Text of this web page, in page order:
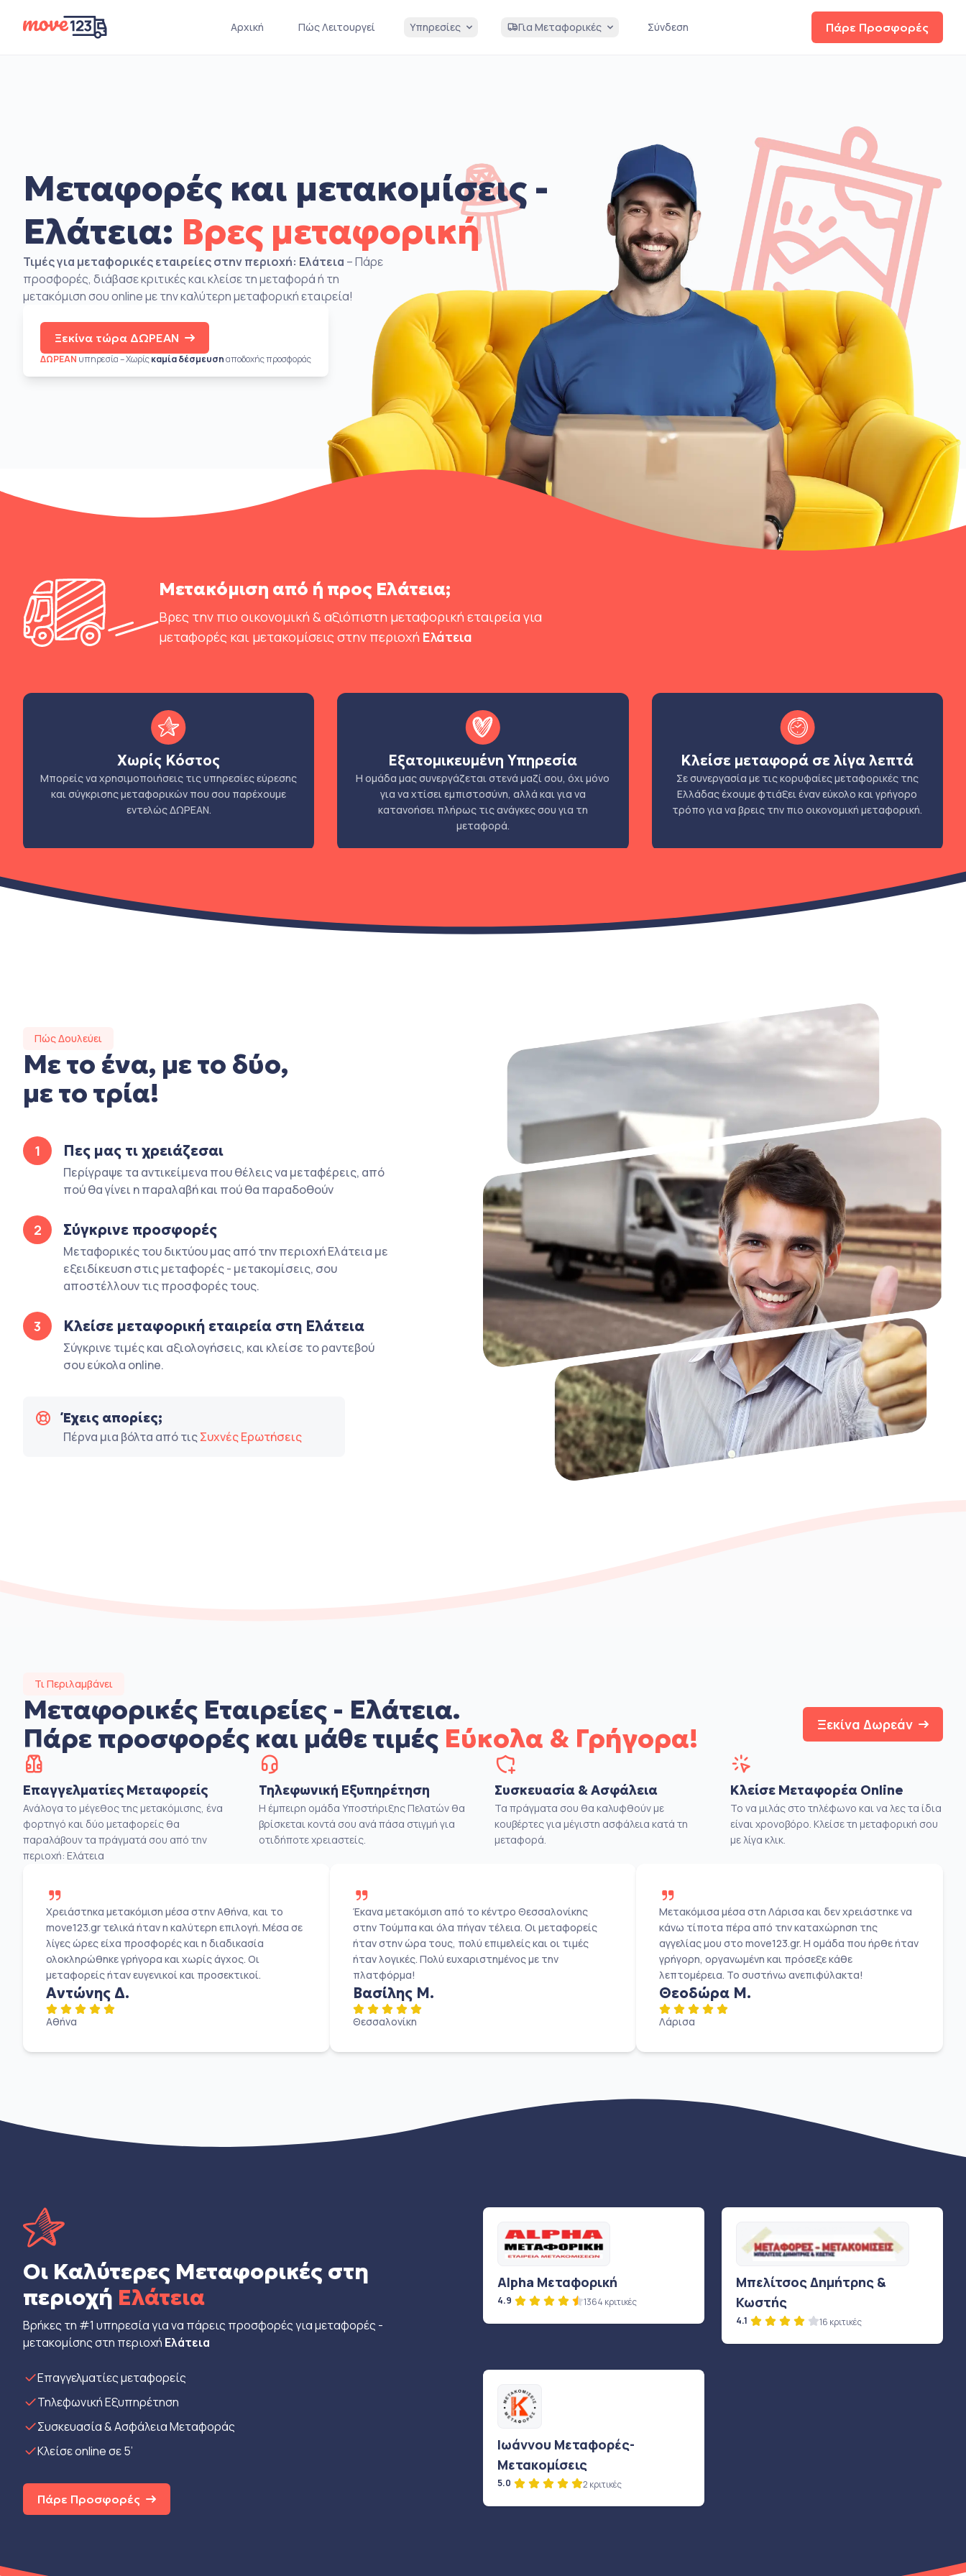
Πάρε Προσφορές
Αρχική Πώς Λειτουργεί Υπηρεσίες Για Μεταφορικές Σύνδεση
Μεταφορές και μετακομίσεις -
Ελάτεια: Βρες μεταφορική
Τιμές για μεταφορικές εταιρείες στην περιοχή: Ελάτεια – Πάρε
προσφορές, διάβασε κριτικές και κλείσε τη μεταφορά ή τη
μετακόμιση σου online με την καλύτερη μεταφορική εταιρεία!
Ξεκίνα τώρα ΔΩΡΕΑΝ
ΔΩΡΕΑΝ υπηρεσία – Χωρίςκαμία δέσμευσηαποδοχής προσφοράς
Μετακόμιση από ή προς Ελάτεια;
Βρες την πιο οικονομική & αξιόπιστη μεταφορική εταιρεία για
μεταφορές και μετακομίσεις στην περιοχή Ελάτεια
Χωρίς Κόστος
Μπορείς να χρησιμοποιήσεις τις υπηρεσίες εύρεσης
και σύγκρισης μεταφορικών που σου παρέχουμε
εντελώς ΔΩΡΕΑΝ.
Εξατομικευμένη Υπηρεσία
Η ομάδα μας συνεργάζεται στενά μαζί σου, όχι μόνο
για να χτίσει εμπιστοσύνη, αλλά και για να
κατανοήσει πλήρως τις ανάγκες σου για τη
μεταφορά.
Κλείσε μεταφορά σε λίγα λεπτά
Σε συνεργασία με τις κορυφαίες μεταφορικές της
Ελλάδας έχουμε φτιάξει έναν εύκολο και γρήγορο
τρόπο για να βρεις την πιο οικονομική μεταφορική.
Πώς Δουλεύει
Με το ένα, με το δύο,
με το τρία!
1 Πες μας τι χρειάζεσαι
Περίγραψε τα αντικείμενα που θέλεις να μεταφέρεις, από
πού θα γίνει η παραλαβή και πού θα παραδοθούν
2 Σύγκρινε προσφορές
Μεταφορικές του δικτύου μας από την περιοχή Ελάτεια με
εξειδίκευση στις μεταφορές - μετακομίσεις, σου
αποστέλλουν τις προσφορές τους.
3 Κλείσε μεταφορική εταιρεία στη Ελάτεια
Σύγκρινε τιμές και αξιολογήσεις, και κλείσε το ραντεβού
σου εύκολα online.
Έχεις απορίες;
Πέρνα μια βόλτα από τιςΣυχνές Ερωτήσεις
Τι Περιλαμβάνει
Μεταφορικές Εταιρείες - Ελάτεια.
Πάρε προσφορές και μάθε τιμές Εύκολα & Γρήγορα! Ξεκίνα Δωρεάν
Επαγγελματίες Μεταφορείς
Ανάλογα το μέγεθος της μετακόμισης, ένα
φορτηγό και δύο μεταφορείς θα
παραλάβουν τα πράγματά σου από την
περιοχή: Ελάτεια
Τηλεφωνική Εξυπηρέτηση
Η έμπειρη ομάδα Υποστήριξης Πελατών θα
βρίσκεται κοντά σου ανά πάσα στιγμή για
οτιδήποτε χρειαστείς.
Συσκευασία & Ασφάλεια
Τα πράγματα σου θα καλυφθούν με
κουβέρτες για μέγιστη ασφάλεια κατά τη
μεταφορά.
Κλείσε Μεταφορέα Online
Το να μιλάς στο τηλέφωνο και να λες τα ίδια
είναι χρονοβόρο. Κλείσε τη μεταφορική σου
με λίγα κλικ.
Χρειάστηκα μετακόμιση μέσα στην Αθήνα, και το
move123.gr τελικά ήταν η καλύτερη επιλογή. Μέσα σε
λίγες ώρες είχα προσφορές και η διαδικασία
ολοκληρώθηκε γρήγορα και χωρίς άγχος. Οι
μεταφορείς ήταν ευγενικοί και προσεκτικοί.
Αντώνης Δ.
Αθήνα
Έκανα μετακόμιση από το κέντρο Θεσσαλονίκης
στην Τούμπα και όλα πήγαν τέλεια. Οι μεταφορείς
ήταν στην ώρα τους, πολύ επιμελείς και οι τιμές
ήταν λογικές. Πολύ ευχαριστημένος με την
πλατφόρμα!
Βασίλης Μ.
Θεσσαλονίκη
Μετακόμισα μέσα στη Λάρισα και δεν χρειάστηκε να
κάνω τίποτα πέρα από την καταχώρηση της
αγγελίας μου στο move123.gr. Η ομάδα που ήρθε ήταν
γρήγορη, οργανωμένη και πρόσεξε κάθε
λεπτομέρεια. Το συστήνω ανεπιφύλακτα!
Θεοδώρα Μ.
Λάρισα
Οι Καλύτερες Μεταφορικές στη
περιοχή Ελάτεια
Βρήκες τη #1 υπηρεσία για να πάρεις προσφορές για μεταφορές -
μετακομίσης στη περιοχή Ελάτεια
Eπαγγελματίες μεταφορείς
Τηλεφωνική Εξυπηρέτηση
Συσκευασία & Ασφάλεια Μεταφοράς
Κλείσε online σε 5’
Πάρε Προσφορές
Alpha Μεταφορική
4.9 1364 κριτικές
Μπελίτσος Δημήτρης &
Κωστής
4.1 16 κριτικές
Ιωάννου Μεταφορές-
Μετακομίσεις
5.0 2 κριτικές